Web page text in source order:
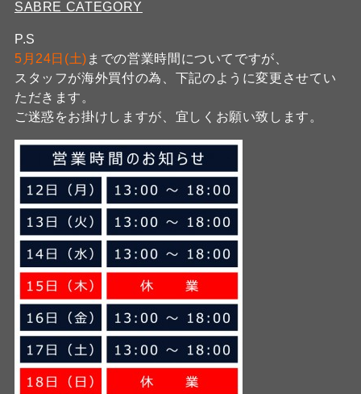
SABRE CATEGORY
P.S
5月24日(土) までの営業時間についてですが、
スタッフが海外買付の為、下記のように変更させてい
ただきます。
ご迷惑をお掛けしますが、宜しくお願い致します。